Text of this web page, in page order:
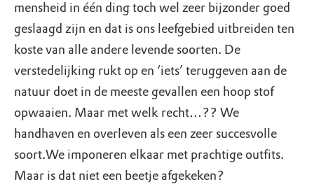
mensheid in één ding toch wel zeer bijzonder goed
geslaagd zijn en dat is ons leefgebied uitbreiden ten
koste van alle andere levende soorten. De
verstedelijking rukt op en ‘iets’ teruggeven aan de
natuur doet in de meeste gevallen een hoop stof
opwaaien. Maar met welk recht…?? We
handhaven en overleven als een zeer succesvolle
soort.We imponeren elkaar met prachtige outfits.
Maar is dat niet een beetje afgekeken?